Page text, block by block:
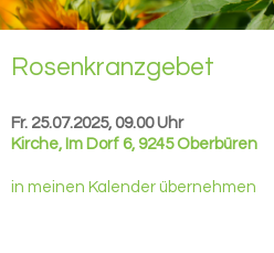
Ro­sen­kranz­ge­bet
Fr. 25.07.2025, 09.00 Uhr
Kirche, Im Dorf 6, 9245 Oberbüren
in meinen Kalender übernehmen